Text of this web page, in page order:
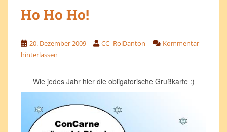
Ho Ho Ho!
20. Dezember 2009 CC|RoiDanton
Kommentar
hinterlassen
Wie jedes Jahr hier die obligatorische Grußkarte :)